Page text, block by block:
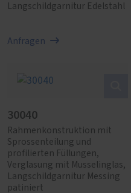
Langschildgarnitur Edelstahl
Anfragen
30040
Rahmenkonstruktion mit
Sprossenteilung und
profilierten Füllungen,
Verglasung mit Musselinglas,
Langschildgarnitur Messing
patiniert